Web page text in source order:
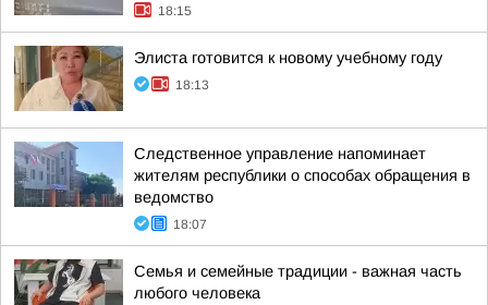
18:15
Элиста готовится к новому учебному году
18:13
Следственное управление напоминает
жителям республики о способах обращения в
ведомство
18:07
Семья и семейные традиции - важная часть
любого человека